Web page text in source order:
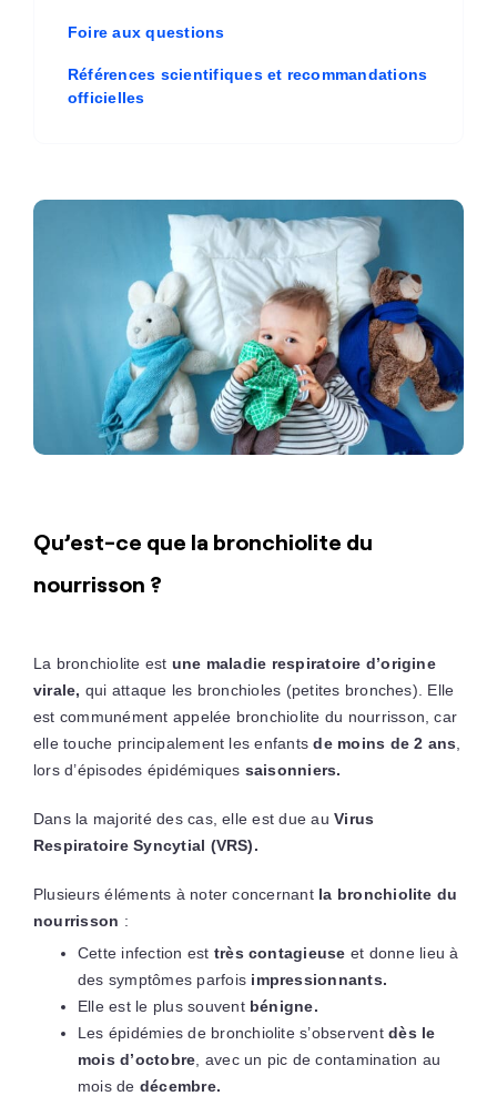
Foire aux questions
Références scientifiques et recommandations
officielles
Qu’est-ce que la bronchiolite du
nourrisson ?
La bronchiolite est une maladie respiratoire d’origine
virale, qui attaque les bronchioles (petites bronches). Elle
est communément appelée bronchiolite du nourrisson, car
elle touche principalement les enfantsde moins de 2 ans
lors d’épisodes épidémiques saisonniers.
Dans la majorité des cas, elle est due auVirus
Respiratoire Syncytial (VRS).
Plusieurs éléments à noter concernantla bronchiolite du
nourrisson :
Cette infection est très contagieuse et donne lieu à
des symptômes parfois impressionnants.
Elle est le plus souvent bénigne.
Les épidémies de bronchiolite s’observentdès le
mois d’octobre , avec un pic de contamination au
mois de décembre.